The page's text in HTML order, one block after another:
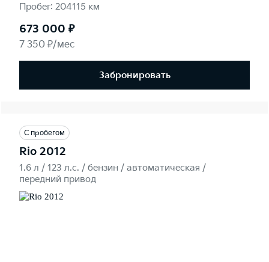
Пробег: 204115 км
673 000 ₽
7 350 ₽/мес
Забронировать
С пробегом
Rio 2012
1.6 л / 123 л.c. / бензин / автоматическая /
передний привод